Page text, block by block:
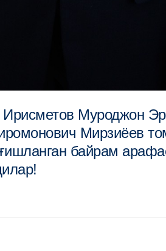
Муроджон
Мирзиёев
байрам